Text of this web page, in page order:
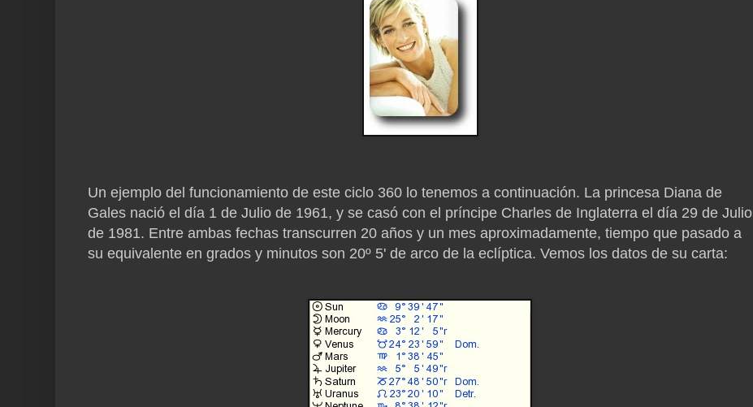
Un ejemplo del funcionamiento de este ciclo 360 lo tenemos a continuación. La princesa Diana de
Gales nació el día 1 de Julio de 1961, y se casó con el príncipe Charles de Inglaterra el día 29 de Julio
de 1981. Entre ambas fechas transcurren 20 años y un mes aproximadamente, tiempo que pasado a
su equivalente en grados y minutos son 20º 5' de arco de la eclíptica. Vemos los datos de su carta: